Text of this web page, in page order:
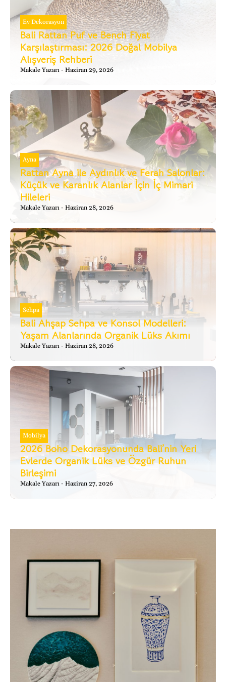
Ev Dekorasyon
Bali Rattan Puf ve Bench Fiyat
Karşılaştırması: 2026 Doğal Mobilya
Alışveriş Rehberi
Makale Yazarı Haziran 29, 2026
Ayna
Rattan Ayna ile Aydınlık ve Ferah Salonlar:
Küçük ve Karanlık Alanlar İçin İç Mimari
Hileleri
Makale Yazarı Haziran 28, 2026
Sehpa
Bali Ahşap Sehpa ve Konsol Modelleri:
Yaşam Alanlarında Organik Lüks Akımı
Makale Yazarı Haziran 28, 2026
Mobilya
2026 Boho Dekorasyonunda Bali’nin Yeri
Evlerde Organik Lüks ve Özgür Ruhun
Birleşimi
Makale Yazarı Haziran 27, 2026